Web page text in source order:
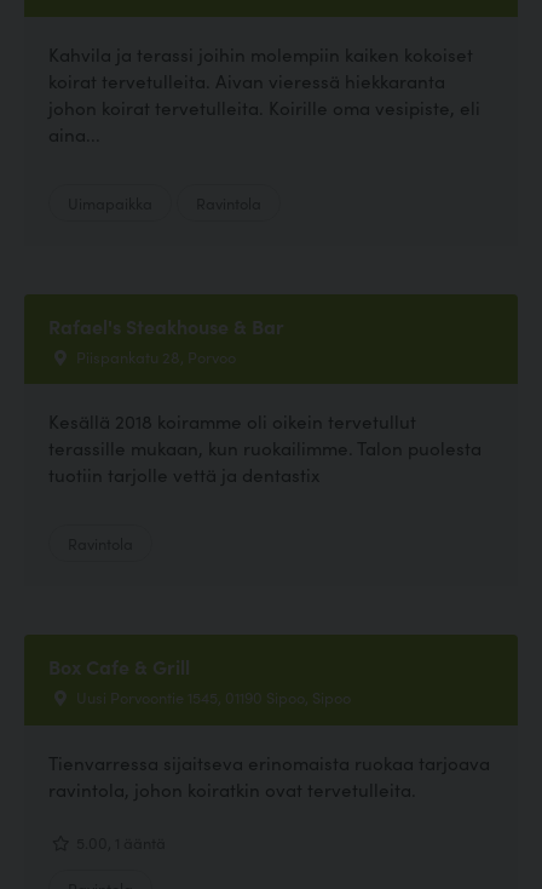
Kahvila ja terassi joihin molempiin kaiken kokoiset
koirat tervetulleita. Aivan vieressä hiekkaranta
johon koirat tervetulleita. Koirille oma vesipiste, eli
aina...
Rafael's Steakhouse & Bar
Piispankatu 28, Porvoo
Kesällä 2018 koiramme oli oikein tervetullut
terassille mukaan, kun ruokailimme. Talon puolesta
tuotiin tarjolle vettä ja dentastix
Box Cafe & Grill
Uusi Porvoontie 1545, 01190 Sipoo, Sipoo
Tienvarressa sijaitseva erinomaista ruokaa tarjoava
ravintola, johon koiratkin ovat tervetulleita.